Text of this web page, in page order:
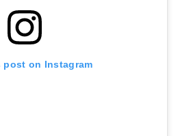
post on Instagram